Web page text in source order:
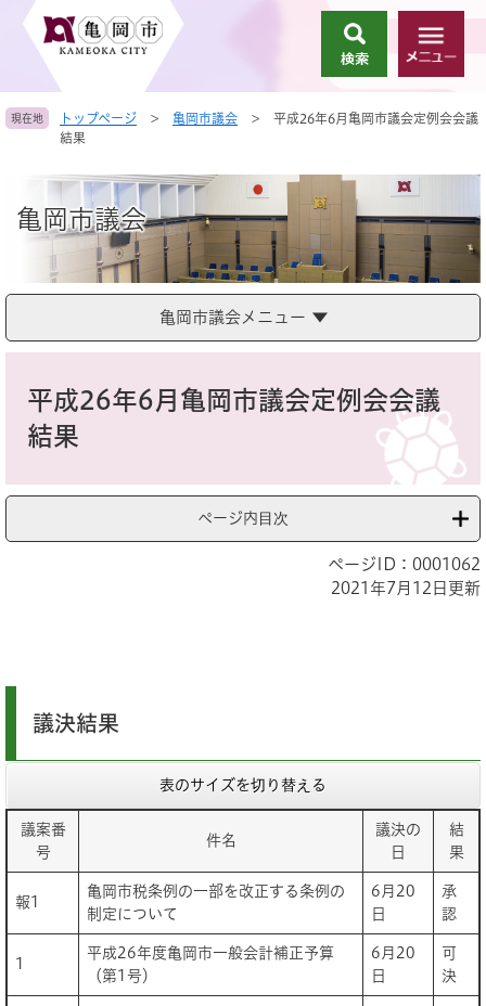
頭
飛
索
メ
ニ
ー
現在地 トップページ > 亀岡市議会 >
平成26年6月亀岡市議会定例会会議
結果
亀岡市議会
亀岡市議会メニュー
平成26年6月亀岡市議会定例会会議
結果
ページ内目次
ページID：0001062
2021年7月12日更新
議決結果
表のサイズを切り替える
議案番
号
件名
議決の
日
結
果
報1
亀岡市税条例の一部を改正する条例の
制定について
6月20
日
承
認
1
平成26年度亀岡市一般会計補正予算
（第1号）
6月20
日
可
決